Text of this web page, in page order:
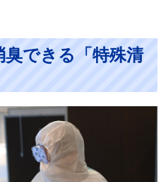
臭できる「特殊清